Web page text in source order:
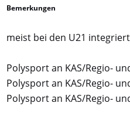
Bemerkungen
meist bei den U21 integriert
Polysport an KAS/Regio-
Polysport an KAS/Regio-
Polysport an KAS/Regio-